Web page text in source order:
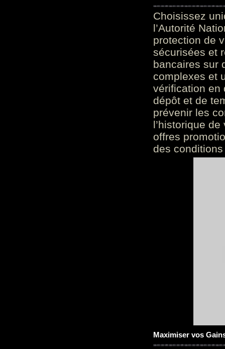
Choisissez
l’Autorité
protection de
sécurisées et
bancaires sur
complexes et
vérification en
dépôt et de
prévenir les
l’historique
offres
des
Maximiser vos